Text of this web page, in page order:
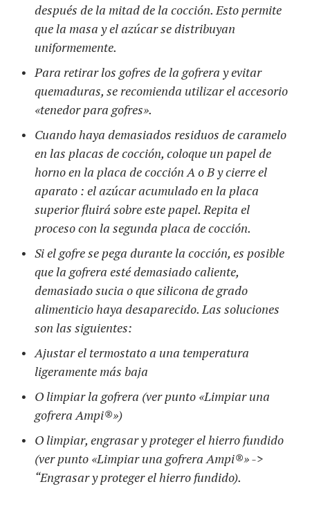
después de la mitad de la cocción. Esto permite
que la masa y el azúcar se distribuyan
uniformemente.
Para retirar los gofres de la gofrera y evitar
quemaduras, se recomienda utilizar el accesorio
«tenedor para gofres».
Cuando haya demasiados residuos de caramelo
en las placas de cocción, coloque un papel de
horno en la placa de cocción A o B y cierre el
aparato : el azúcar acumulado en la placa
superior fluirá sobre este papel. Repita el
proceso con la segunda placa de cocción.
Si el gofre se pega durante la cocción, es posible
que la gofrera esté demasiado caliente,
demasiado sucia o que silicona de grado
alimenticio haya desaparecido. Las soluciones
son las siguientes:
Ajustar el termostato a una temperatura
ligeramente más baja
O limpiar la gofrera (ver punto «Limpiar una
gofrera Ampi®»)
O limpiar, engrasar y proteger el hierro fundido
(ver punto «Limpiar una gofrera Ampi®» ->
“Engrasar y proteger el hierro fundido).